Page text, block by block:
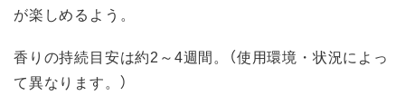
が楽しめるよう。
香りの持続目安は約2～4週間。（使用環境・状況によっ
て異なります。）